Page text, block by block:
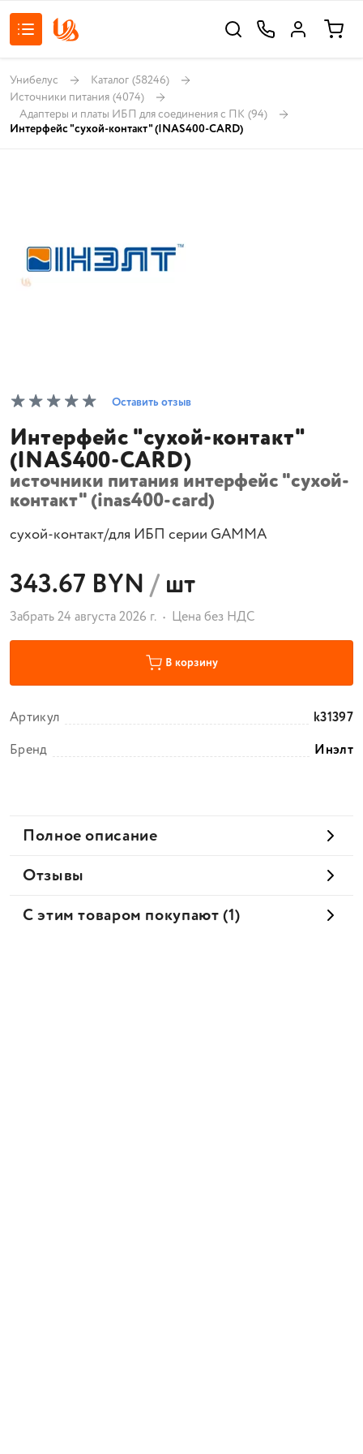
Унибелус Каталог (58246)
Источники питания (4074)
Адаптеры и платы ИБП для соединения с ПК (94)
Интерфейс "сухой-контакт" (INAS400-CARD)
Оставить отзыв
Интерфейс "сухой-контакт"
(INAS400-CARD)
источники питания интерфейс "сухой-
контакт" (inas400-card)
сухой-контакт/для ИБП серии GAMMA
343.67 BYN/шт
Забрать 24 августа 2026 г. Цена без НДС
В корзину
Артикул
k31397
Бренд
Инэлт
Полное описание
Отзывы
С этим товаром покупают (1)